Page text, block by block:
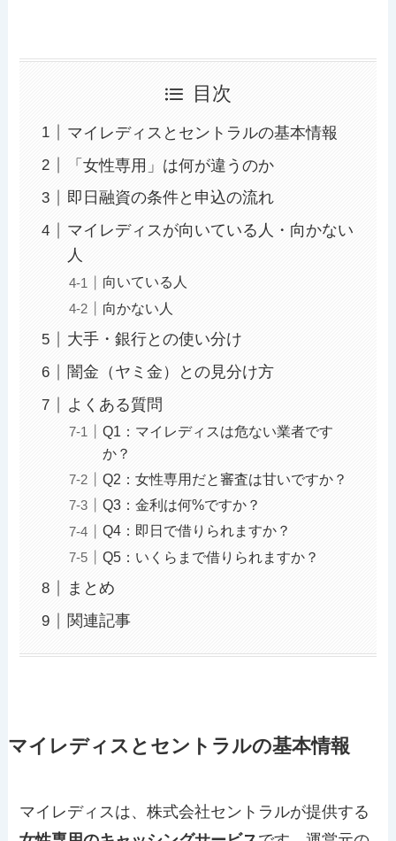
目次
マイレディスとセントラルの基本情報
「女性専用」は何が違うのか
即日融資の条件と申込の流れ
マイレディスが向いている人・向かない
人
向いている人
向かない人
大手・銀行との使い分け
闇金（ヤミ金）との見分け方
よくある質問
Q1：マイレディスは危ない業者です
か？
Q2：女性専用だと審査は甘いですか？
Q3：金利は何%ですか？
Q4：即日で借りられますか？
Q5：いくらまで借りられますか？
まとめ
関連記事
マイレディスとセントラルの基本情報
マイレディスは、株式会社セントラルが提供する